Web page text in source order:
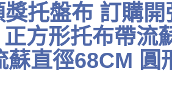
獎托盤布 訂購
方形托布帶流
蘇直徑68CM 圓